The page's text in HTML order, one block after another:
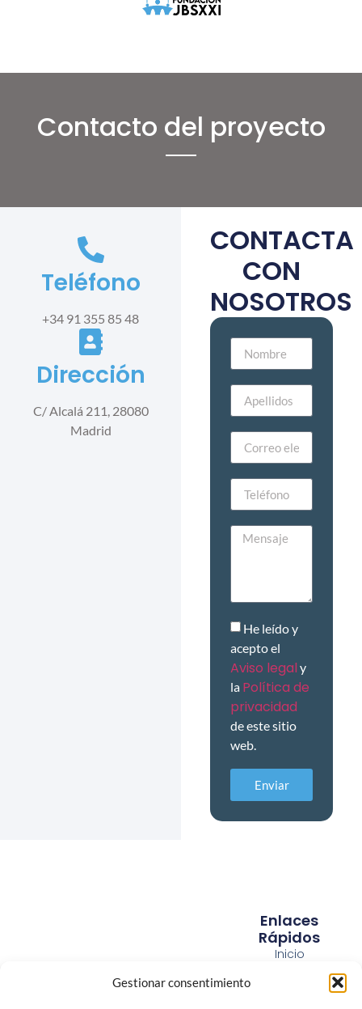
Gestionar consentimiento
Contacto del proyecto
CONTACTA
CON
NOSOTROS
He leído y
acepto el
Aviso legaly
la Política de
privacidad
de este sitio
web.
Enviar
Teléfono
+34 91 355 85 48
Dirección
C/ Alcalá 211, 28080
Madrid
Enlaces
Rápidos
Inicio
Quiénes